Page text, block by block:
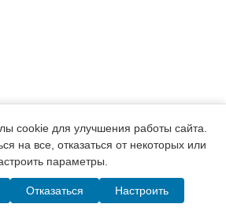
WhatsApp Позвонить
cookie для улучшения работы сайта.
на все, отказаться от некоторых или
параметры.
Отказаться Настроить